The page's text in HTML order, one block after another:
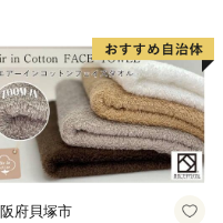
府貝塚市